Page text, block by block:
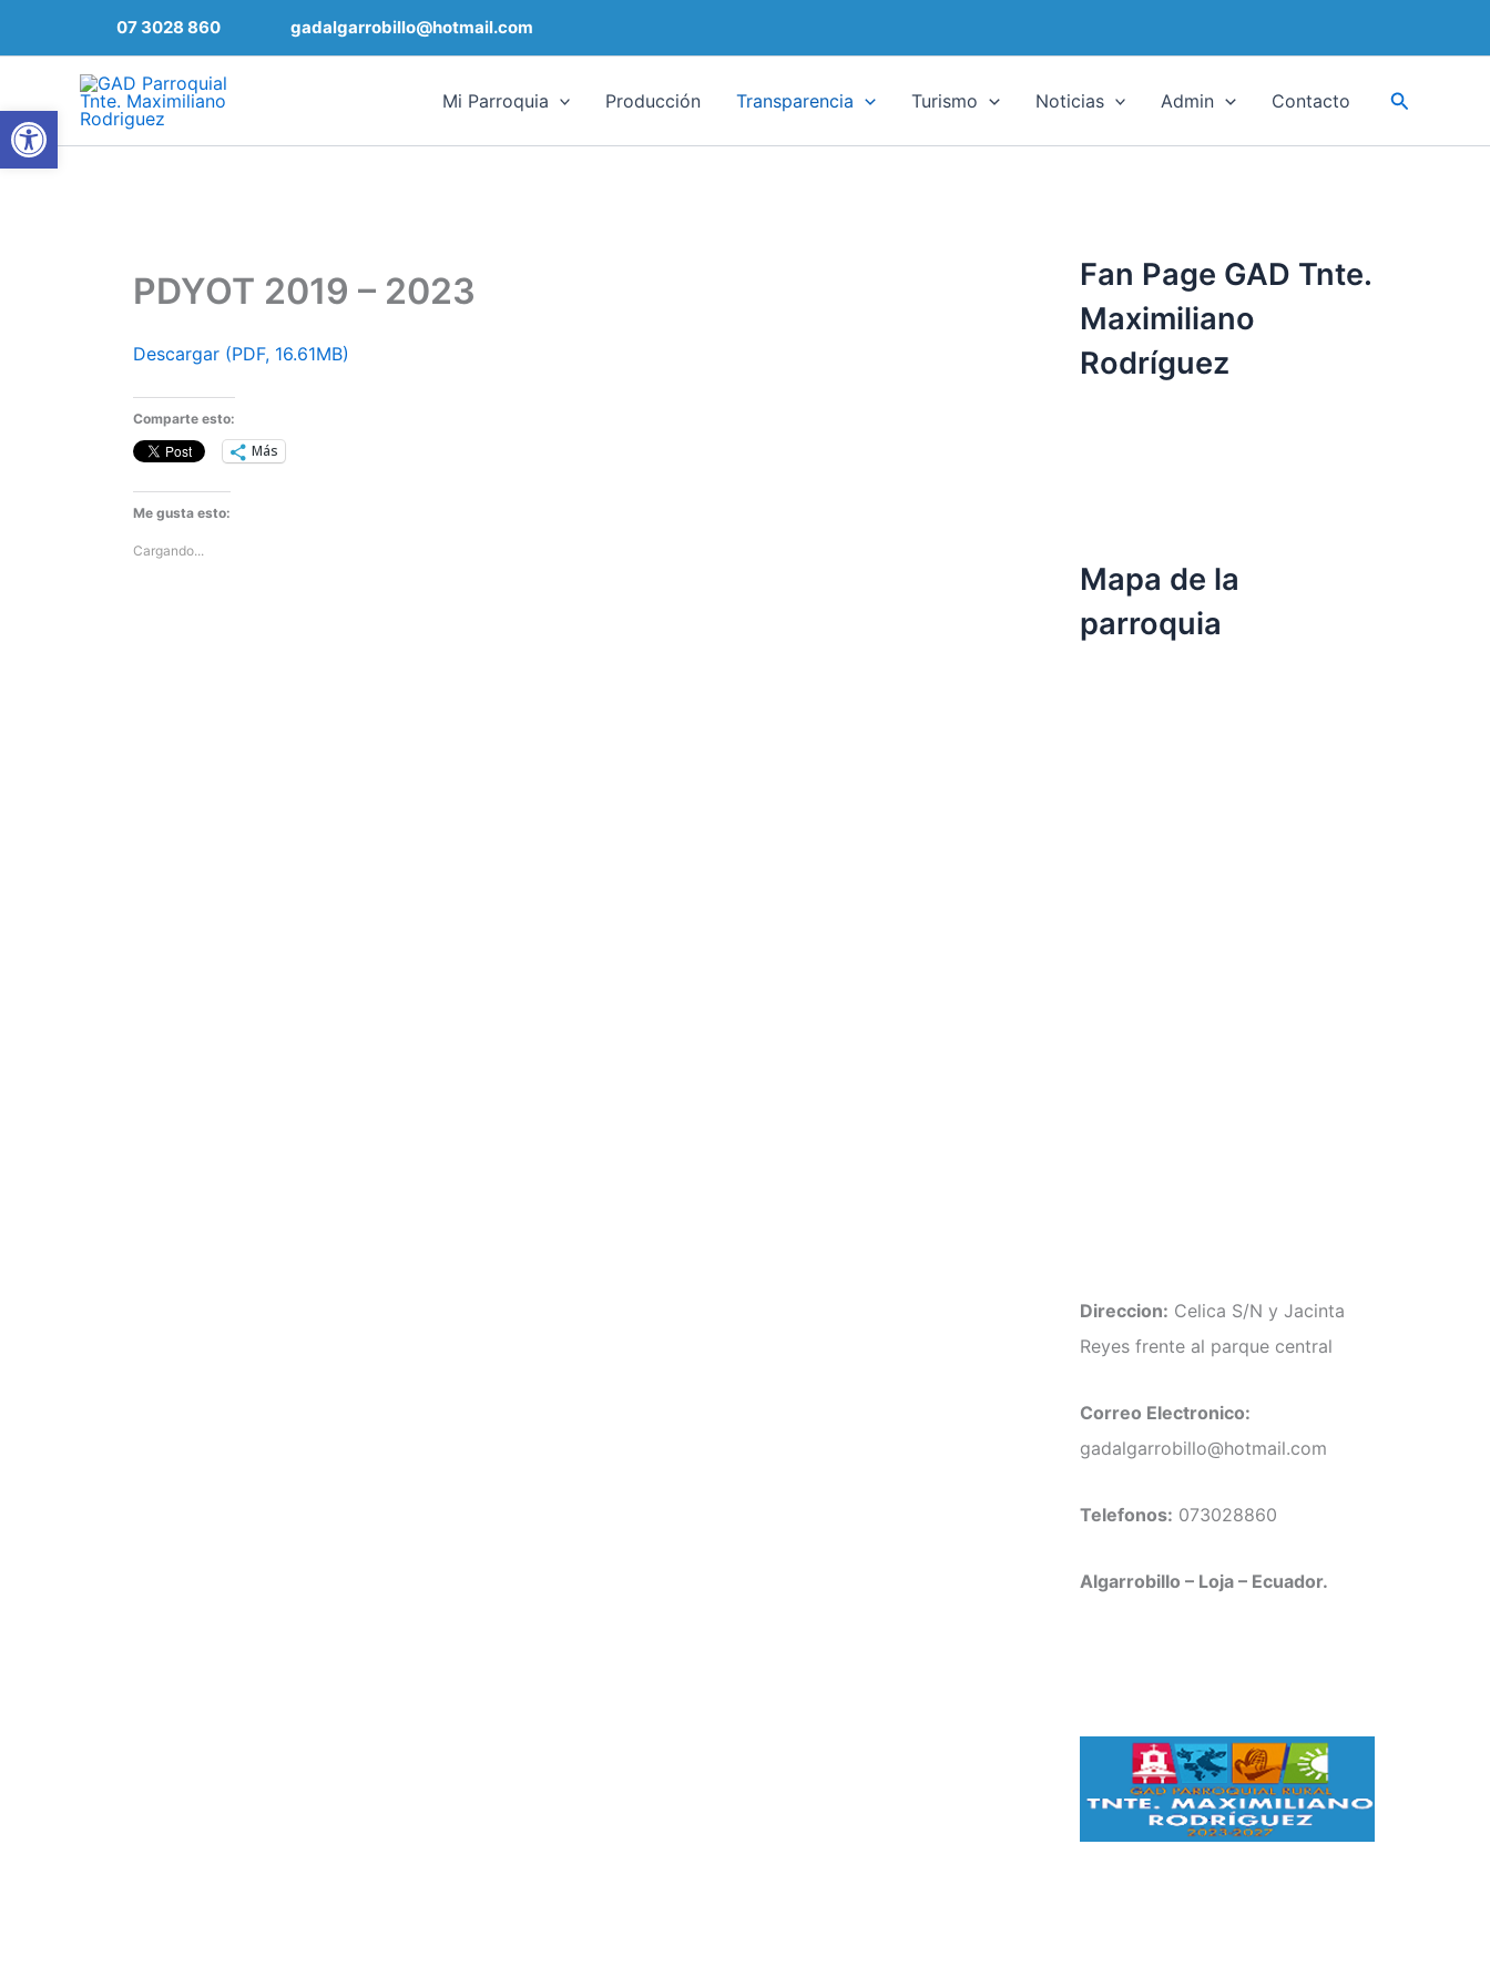
contenido
07 3028 860 gadalgarrobillo@hotmail.com
Mi Parroquia Producción Transparencia Turismo Noticias Admin Contacto Buscar
PDYOT 2019 – 2023
Descargar (PDF, 16.61MB)
Comparte esto:
Más
Me gusta esto:
Cargando...
Fan Page GAD Tnte.
Maximiliano
Rodríguez
Mapa de la
parroquia
Direccion: Celica S/N y Jacinta
Reyes frente al parque central
Correo Electronico:
gadalgarrobillo@hotmail.com
Telefonos: 073028860
Algarrobillo – Loja – Ecuador.
Abrir barra de herramientas